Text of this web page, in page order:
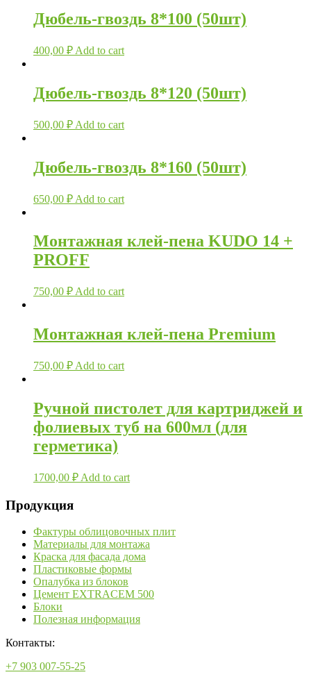
Дюбель-гвоздь 8*100 (50шт)
400,00 ₽ Add to cart
Дюбель-гвоздь 8*120 (50шт)
500,00 ₽ Add to cart
Дюбель-гвоздь 8*160 (50шт)
650,00 ₽ Add to cart
Монтажная клей-пена KUDO 14 +
PROFF
750,00 ₽ Add to cart
Монтажная клей-пена Premium
750,00 ₽ Add to cart
Ручной пистолет для картриджей и
фолиевых туб на 600мл (для
герметика)
1700,00 ₽ Add to cart
Продукция
Фактуры облицовочных плит
Материалы для монтажа
Краска для фасада дома
Пластиковые формы
Опалубка из блоков
Цемент EXTRACEM 500
Блоки
Полезная информация
Контакты:
+7 903 007-55-25